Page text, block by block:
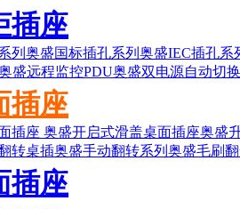
插座
列 奥盛国标插孔系列 奥盛IEC插孔系
盛远程监控PDU奥盛双电源自动切
插座
插座 奥盛开启式滑盖桌面插座奥盛
转桌插奥盛手动翻转系列 奥盛毛刷
插座